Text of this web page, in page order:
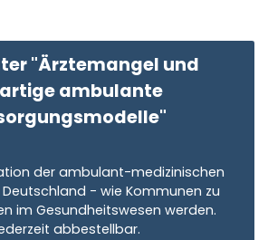
"Ärztemangel und
ambulante
der ambulant-medizinischen
- wie Kommunen zu
im Gesundheitswesen werden.
abbestellbar.